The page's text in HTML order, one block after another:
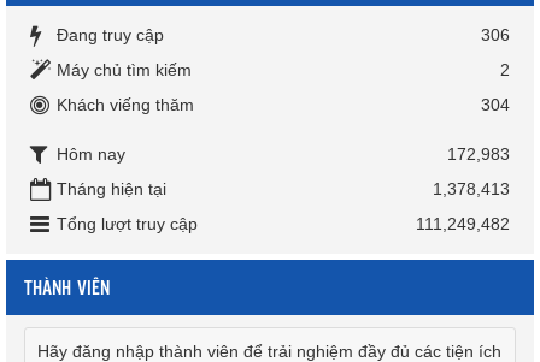
Đang truy cập
306
Máy chủ tìm kiếm
2
Khách viếng thăm
304
Hôm nay
172,983
Tháng hiện tại
1,378,413
Tổng lượt truy cập
111,249,482
THÀNH VIÊN
Hãy đăng nhập thành viên để trải nghiệm đầy đủ các tiện ích